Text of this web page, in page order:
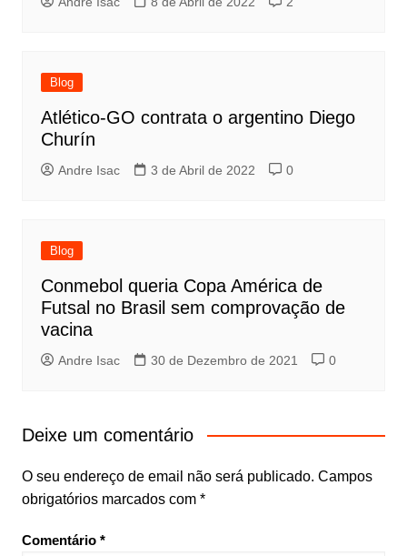
Blog
Atlético-GO contrata o argentino Diego
Churín
Andre Isac 3 de Abril de 2022 0
Blog
Conmebol queria Copa América de
Futsal no Brasil sem comprovação de
vacina
Andre Isac 30 de Dezembro de 2021 0
Deixe um comentário
O seu endereço de email não será publicado. Campos
obrigatórios marcados com *
Comentário *